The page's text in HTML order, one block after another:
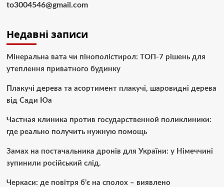
to3004546@gmail.com
Недавні записи
Мінеральна вата чи пінополістирол: ТОП-7 рішень для
утеплення приватного будинку
Плакучі дерева та асортимент плакучі, шаровидні дерева
від Сади Юа
Частная клиника против государственной поликлиники:
где реально получить нужную помощь
Замах на постачальника дронів для України: у Німеччині
зупинили російський слід.
Черкаси: де повітря б’є на сполох – виявлено